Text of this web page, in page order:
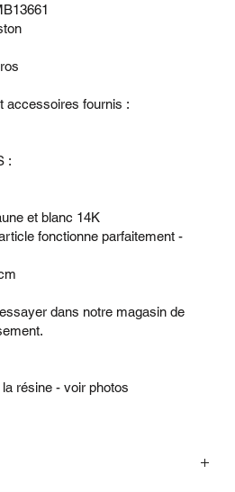
accessoires fournis :
:
et blanc 14K
fonctionne parfaitement -
dans notre magasin de
résine - voir photos